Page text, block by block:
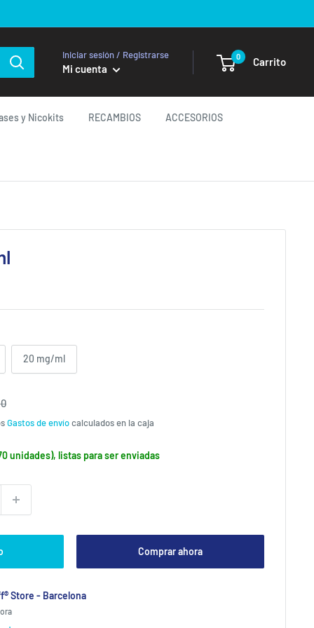
Iniciar sesión / Registrarse
Mi cuenta
0 Carrito
y Nicokits RECAMBIOS ACCESORIOS
20 mg/ml
Gastos de envíocalculados en la caja
unidades), listas para ser enviadas
Comprar ahora
Store - Barcelona